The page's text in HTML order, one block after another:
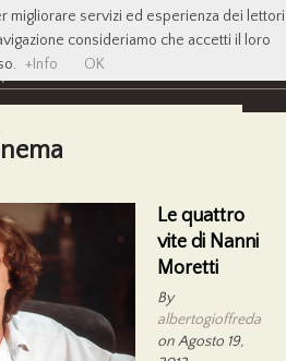
Le quattro
vite di Nanni
Moretti
By
albertogioffreda
on Agosto 19,
migliorare servizi ed esperienza dei
consideriamo che accetti il loro
+Info OK